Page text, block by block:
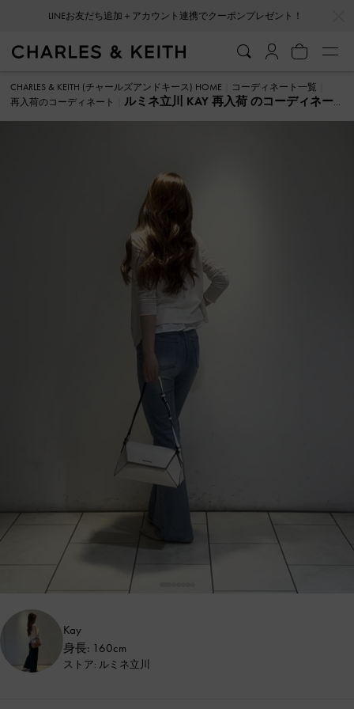
LINEお友だち追加＋アカウント連携でクーポンプレゼント！
CHARLES & KEITH (チャールズアンドキース) HOME
コーディネート一覧
再入荷のコーディネート
ルミネ立川 KAY 再入荷 のコーディネー
Kay
身長: 160cm
ストア: ルミネ立川